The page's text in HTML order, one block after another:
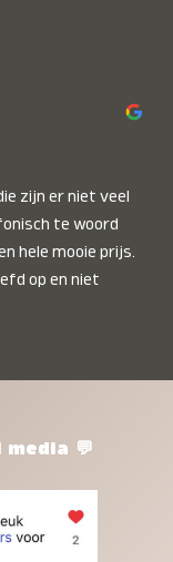
zijn er niet veel
te woord
hele mooie prijs.
op en niet
💬